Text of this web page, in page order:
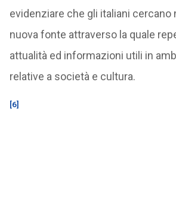
evidenziare che gli italiani cercano
nuova fonte attraverso la quale
attualità ed informazioni utili in
relative a società e cultura.
[6]